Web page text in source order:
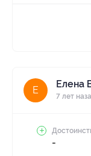
Е
Елена
7 лет
-